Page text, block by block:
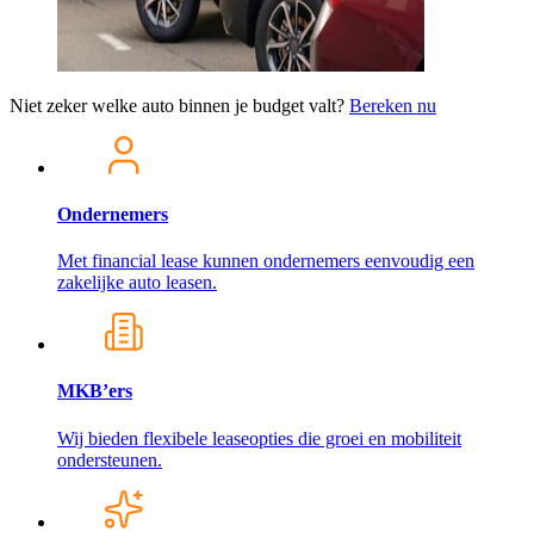
Niet zeker welke auto binnen je budget valt? Bereken nu
Ondernemers
Met financial lease kunnen ondernemers eenvoudig een
zakelijke auto leasen.
MKB’ers
Wij bieden flexibele leaseopties die groei en mobiliteit
ondersteunen.